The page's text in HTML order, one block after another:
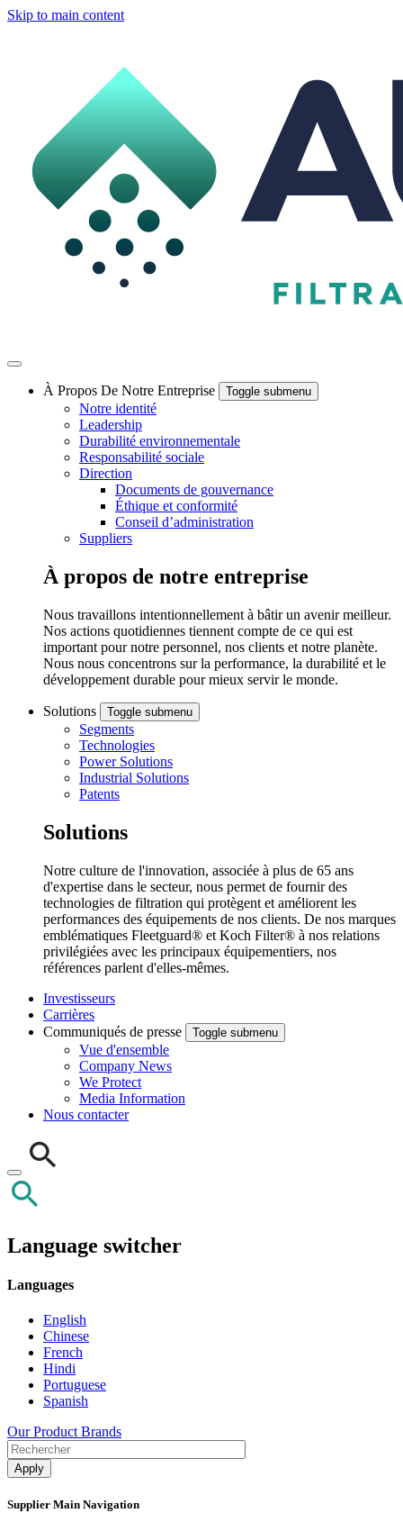
Skip to main content
À Propos De Notre Entreprise Toggle submenu
Notre identité
Leadership
Durabilité environnementale
Responsabilité sociale
Direction
Documents de gouvernance
Éthique et conformité
Conseil d’administration
Suppliers
À propos de notre entreprise
Nous travaillons intentionnellement à bâtir un avenir meilleur.
Nos actions quotidiennes tiennent compte de ce qui est
important pour notre personnel, nos clients et notre planète.
Nous nous concentrons sur la performance, la durabilité et le
développement durable pour mieux servir le monde.
Solutions Toggle submenu
Segments
Technologies
Power Solutions
Industrial Solutions
Patents
Solutions
Notre culture de l'innovation, associée à plus de 65 ans
d'expertise dans le secteur, nous permet de fournir des
technologies de filtration qui protègent et améliorent les
performances des équipements de nos clients. De nos marques
emblématiques Fleetguard® et Koch Filter® à nos relations
privilégiées avec les principaux équipementiers, nos
références parlent d'elles-mêmes.
Investisseurs
Carrières
Communiqués de presse
Toggle submenu
Vue d'ensemble
Company News
We Protect
Media Information
Nous contacter
Language switcher
Languages
English
Chinese
French
Hindi
Portuguese
Spanish
Our Product Brands
Supplier Main Navigation